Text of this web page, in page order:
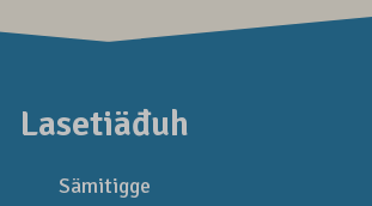
Lasetiäđuh
Sämitigge